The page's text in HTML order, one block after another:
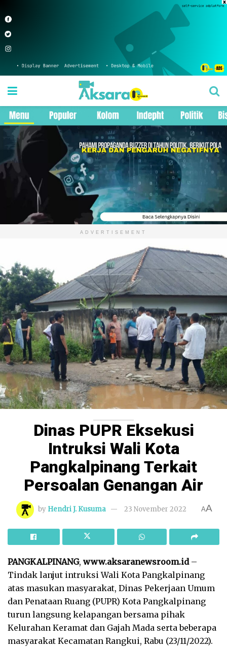
ADVERTISEMENT
Dinas PUPR Eksekusi
Intruksi Wali Kota
Pangkalpinang Terkait
Persoalan Genangan Air
by Hendri J. Kusuma 23 November 2022 AA
PANGKALPINANG, www.aksaranewsroom.id–
Tindak lanjut intruksi Wali Kota Pangkalpinang
atas masukan masyarakat, Dinas Pekerjaan Umum
dan Penataan Ruang (PUPR) Kota Pangkalpinang
turun langsung kelapangan bersama pihak
Kelurahan Keramat dan Gajah Mada serta beberapa
masyarakat Kecamatan Rangkui, Rabu (23/11/2022).